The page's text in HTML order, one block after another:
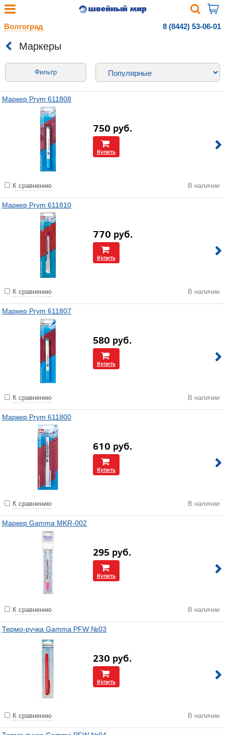
Волгоград 8 (8442) 53-06-01
Маркеры
Фильтр
Маркер Prym 611808
750 руб.
Купить
К сравнению В наличии
Маркер Prym 611810
770 руб.
Купить
К сравнению В наличии
Маркер Prym 611807
580 руб.
Купить
К сравнению В наличии
Маркер Prym 611800
610 руб.
Купить
К сравнению В наличии
Маркер Gamma MKR-002
295 руб.
Купить
К сравнению В наличии
Термо-ручка Gamma PFW №03
230 руб.
Купить
К сравнению В наличии